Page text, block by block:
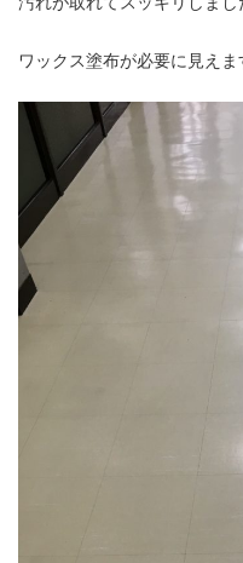
ワックス塗布が必要に見え